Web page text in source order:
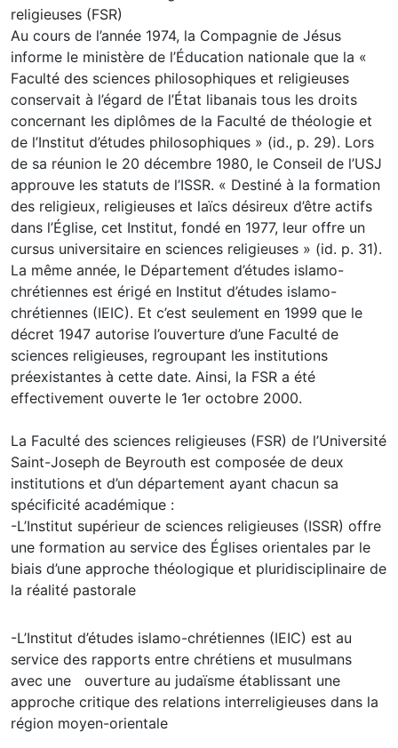
religieuses (FSR)
Au cours de l’année 1974, la Compagnie de Jésus
informe le ministère de l’Éducation nationale que la «
Faculté des sciences philosophiques et religieuses
conservait à l’égard de l’État libanais tous les droits
concernant les diplômes de la Faculté de théologie et
de l’Institut d’études philosophiques » (id., p. 29). Lors
de sa réunion le 20 décembre 1980, le Conseil de l’USJ
approuve les statuts de l’ISSR. « Destiné à la formation
des religieux, religieuses et laïcs désireux d’être actifs
dans l’Église, cet Institut, fondé en 1977, leur offre un
cursus universitaire en sciences religieuses » (id. p. 31).
La même année, le Département d’études islamo-
chrétiennes est érigé en Institut d’études islamo-
chrétiennes (IEIC). Et c’est seulement en 1999 que le
décret 1947 autorise l’ouverture d’une Faculté de
sciences religieuses, regroupant les institutions
préexistantes à cette date. Ainsi, la FSR a été
effectivement ouverte le 1er octobre 2000.
La Faculté des sciences religieuses (FSR) de l’Université
Saint-Joseph de Beyrouth est composée de deux
institutions et d’un département ayant chacun sa
spécificité académique :
-L’Institut supérieur de sciences religieuses (ISSR) offre
une formation au service des Églises orientales par le
biais d’une approche théologique et pluridisciplinaire de
la réalité pastorale
-L’Institut d’études islamo-chrétiennes (IEIC) est au
service des rapports entre chrétiens et musulmans
avec une ouverture au judaïsme établissant une
approche critique des relations interreligieuses dans la
région moyen-orientale